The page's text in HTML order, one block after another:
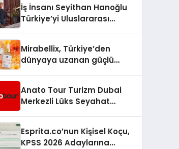
İş İnsanı Seyithan Hanoğlu
Türkiye’yi Uluslararası
Mirabellix, Türkiye’den
dünyaya uzanan güçlü
Anato Tour Turizm Dubai
Merkezli Lüks Seyahat
Esprita.co’nun Kişisel Koçu,
KPSS 2026 Adaylarına